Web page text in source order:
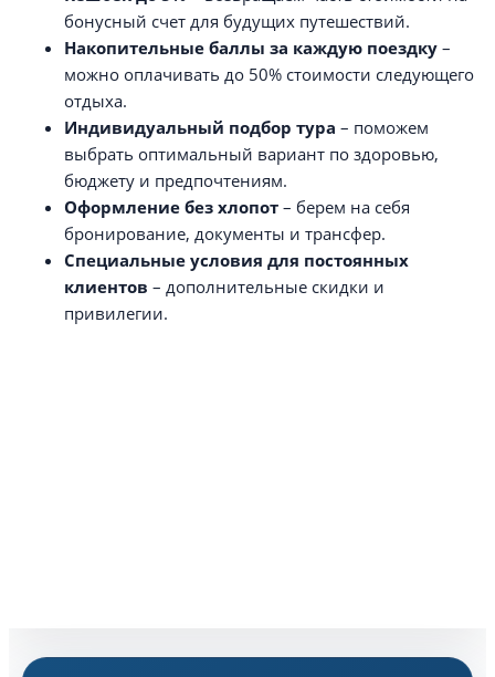
бонусный счет для будущих путешествий.
Накопительные баллы за каждую поездку –
можно оплачивать до 50% стоимости следующего
отдыха.
Индивидуальный подбор тура – поможем
выбрать оптимальный вариант по здоровью,
бюджету и предпочтениям.
Оформление без хлопот – берем на себя
бронирование, документы и трансфер.
Специальные условия для постоянных
клиентов – дополнительные скидки и
привилегии.